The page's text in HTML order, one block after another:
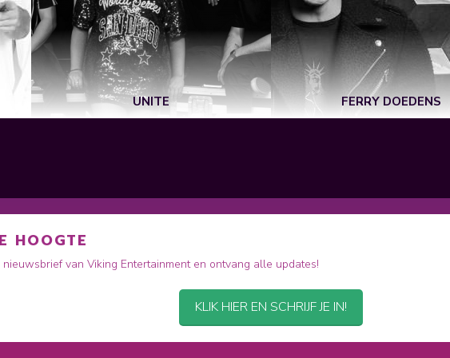
UNITE FERRY DOEDENS
HOOGTE
van Viking Entertainment en ontvang alle updates!
KLIK HIER EN SCHRIJF JE IN!